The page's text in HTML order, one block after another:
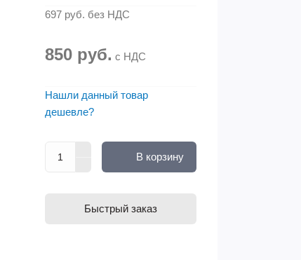
697 руб. без НДС
850 руб. с НДС
Нашли данный товар
дешевле?
В корзину
Быстрый заказ